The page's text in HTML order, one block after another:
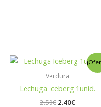
Verdura
Lechuga Iceberg 1unid.
2.50€
El
precio
original
era:
2.50€.
2.40€
El
precio
2.40€.